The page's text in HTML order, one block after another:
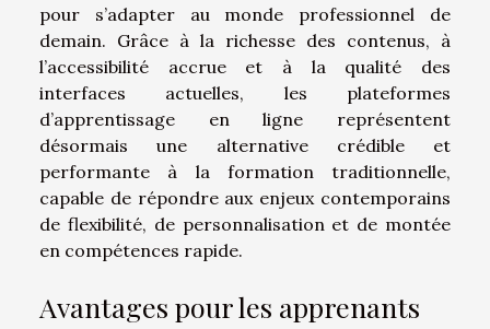
pour s’adapter au monde professionnel de
demain. Grâce à la richesse des contenus, à
l’accessibilité accrue et à la qualité des
interfaces actuelles, les plateformes
d’apprentissage en ligne représentent
désormais une alternative crédible et
performante à la formation traditionnelle,
capable de répondre aux enjeux contemporains
de flexibilité, de personnalisation et de montée
en compétences rapide.
Avantages pour les apprenants